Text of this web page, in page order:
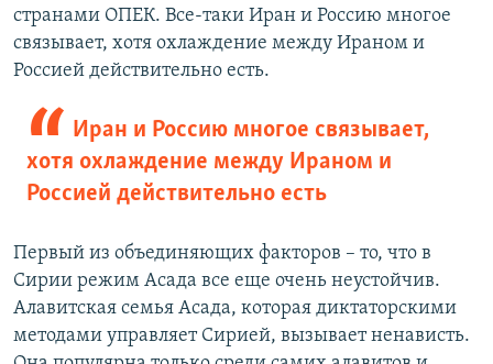
странами ОПЕК. Все-таки Иран и Россию многое
связывает, хотя охлаждение между Ираном и
Россией действительно есть.
Иран и Россию многое связывает,
хотя охлаждение между Ираном и
Россией действительно есть
Первый из объединяющих факторов – то, что в
Сирии режим Асада все еще очень неустойчив.
Алавитская семья Асада, которая диктаторскими
методами управляет Сирией, вызывает ненависть.